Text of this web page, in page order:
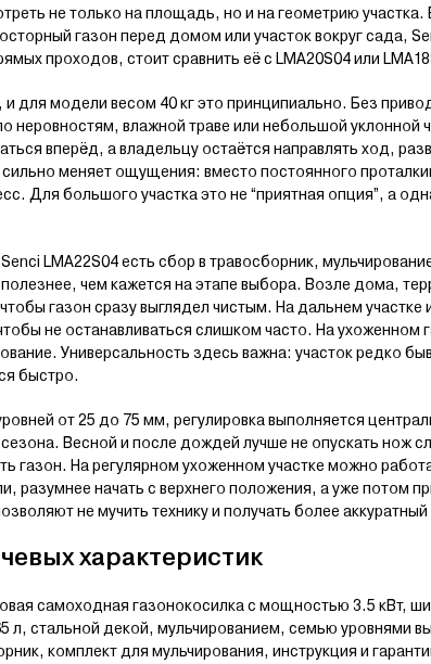
не только на площадь, но и на геометрию участка.
газон перед домом или участок вокруг сада,
проходов, стоит сравнить её с LMA20S04 или
для модели весом 40 кг это принципиально. Без
влажной траве или небольшой уклонной
вперёд, а владельцу остаётся направлять ход,
меняет ощущения: вместо постоянного
Для большого участка это не “приятная опция”, а
LMA22S04 есть сбор в травосборник,
чем кажется на этапе выбора. Возле дома,
газон сразу выглядел чистым. На дальнем участке
не останавливаться слишком часто. На ухоженном
Универсальность здесь важна: участок редко
быстро.
от 25 до 75 мм, регулировка выполняется
Весной и после дождей лучше не опускать нож
газон. На регулярном ухоженном участке можно
разумнее начать с верхнего положения, а уже потом
не мучить технику и получать более аккуратный
характеристик
самоходная газонокосилка с мощностью 3.5 кВт,
стальной декой, мульчированием, семью уровнями
комплект для мульчирования, инструкция и